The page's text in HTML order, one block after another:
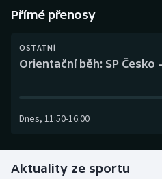
Box
Curling
Golf
Přímé přenosy
OSTATNÍ
Orientační běh: SP
Dnes, 11:50-16:00
Aktuality ze sportu